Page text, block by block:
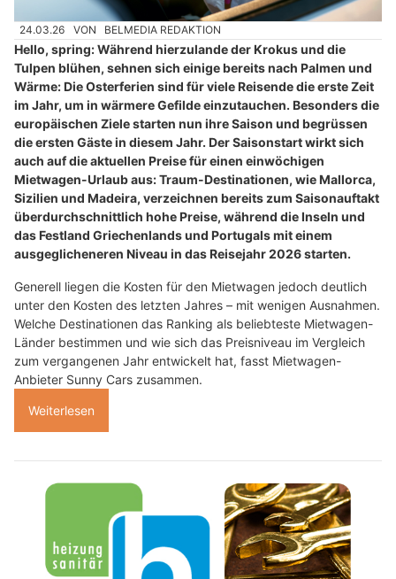
24.03.26 VON BELMEDIA REDAKTION
Hello, spring: Während hierzulande der Krokus und die
Tulpen blühen, sehnen sich einige bereits nach Palmen und
Wärme: Die Osterferien sind für viele Reisende die erste Zeit
im Jahr, um in wärmere Gefilde einzutauchen. Besonders die
europäischen Ziele starten nun ihre Saison und begrüssen
die ersten Gäste in diesem Jahr. Der Saisonstart wirkt sich
auch auf die aktuellen Preise für einen einwöchigen
Mietwagen-Urlaub aus: Traum-Destinationen, wie Mallorca,
Sizilien und Madeira, verzeichnen bereits zum Saisonauftakt
überdurchschnittlich hohe Preise, während die Inseln und
das Festland Griechenlands und Portugals mit einem
ausgeglicheneren Niveau in das Reisejahr 2026 starten.
Generell liegen die Kosten für den Mietwagen jedoch deutlich
unter den Kosten des letzten Jahres – mit wenigen Ausnahmen.
Welche Destinationen das Ranking als beliebteste Mietwagen-
Länder bestimmen und wie sich das Preisniveau im Vergleich
zum vergangenen Jahr entwickelt hat, fasst Mietwagen-
Anbieter Sunny Cars zusammen.
Weiterlesen